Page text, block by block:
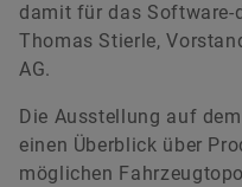
damit für das Software-
Thomas Stierle,
AG.
Die Ausstellung auf
einen Überblick über
möglichen